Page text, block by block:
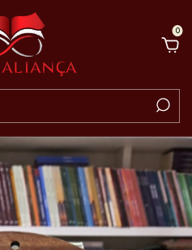
0